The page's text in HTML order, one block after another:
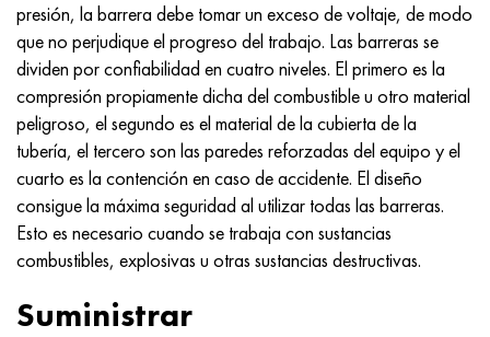
presión, la barrera debe tomar un exceso de voltaje, de modo
que no perjudique el progreso del trabajo. Las barreras se
dividen por confiabilidad en cuatro niveles. El primero es la
compresión propiamente dicha del combustible u otro material
peligroso, el segundo es el material de la cubierta de la
tubería, el tercero son las paredes reforzadas del equipo y el
cuarto es la contención en caso de accidente. El diseño
consigue la máxima seguridad al utilizar todas las barreras.
Esto es necesario cuando se trabaja con sustancias
combustibles, explosivas u otras sustancias destructivas.
Suministrar
Hastelloy b2
Hastelloy b3
hastelloy c4
hastelloy c22
Hastelloy C-276
38HN3MFA, 35nicrmov12-5
40G, 40Mn4, AISI 1035
38XM, 42CrMo4, AISI 1.7225
40ХН, 36NiCr6, AISI 3135
40XFA, 1.7223, AISI 4142